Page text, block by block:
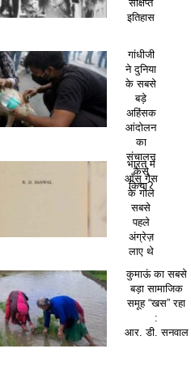
संक्षिप्त
इतिहास
गांधीजी
ने दुनिया
के सबसे
बड़े
अहिंसक
आंदोलन
का
संचालन
कैसे
किया?
भारत में
आँसू गैस
के गोले
सबसे
पहले
अंग्रेज़
लाए थे
कुमाऊं का सबसे
बड़ा सामाजिक
समूह “खस” रहा
:
आर. डी. सनवाल